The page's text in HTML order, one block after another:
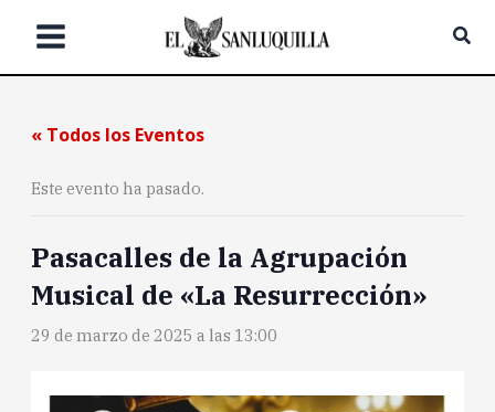
« Todos los Eventos
Este evento ha pasado.
Pasacalles de la Agrupación
Musical de «La Resurrección»
29 de marzo de 2025 a las 13:00